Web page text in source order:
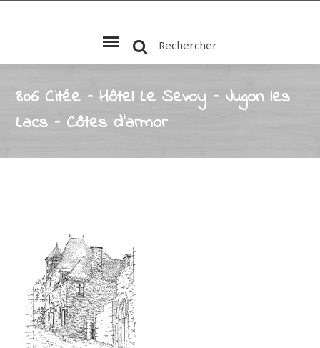
Rechercher
806 Citée – Hôtel Le Sevoy – Jugon les
Lacs – Côtes d’armor